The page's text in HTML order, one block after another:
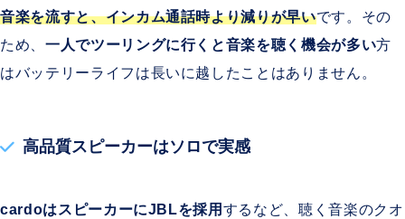
音楽を流すと、インカム通話時より減りが早いです。その
ため、 一人でツーリングに行くと音楽を聴く機会が多い方
はバッテリーライフは長いに越したことはありません。
高品質スピーカーはソロで実感
cardoはスピーカーにJBLを採用 するなど、聴く音楽のクオ